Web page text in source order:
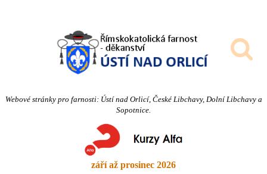
Webové stránky pro farnosti: Ústí nad Orlicí, České Libchavy, Dolní Libchavy a
Sopotnice.
září až prosinec 2026